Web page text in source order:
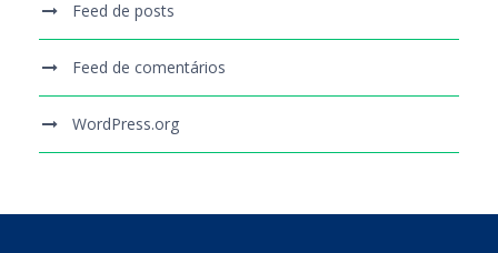
Feed de posts
Feed de comentários
WordPress.org